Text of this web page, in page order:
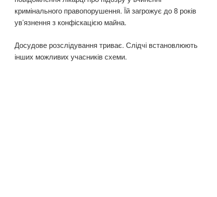
кримінального правопорушення. Їй загрожує до 8 років
ув’язнення з конфіскацією майна.
Досудове розслідування триває. Слідчі встановлюють
інших можливих учасників схеми.